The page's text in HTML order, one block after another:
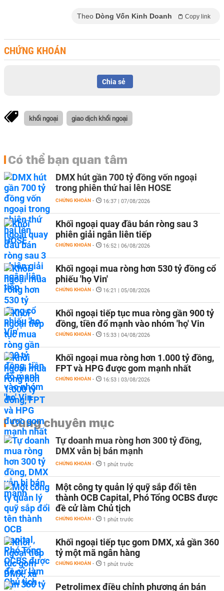
Theo Dòng Vốn Kinh Doanh Copy link
CHỨNG KHOÁN
Chia sẻ
khối ngoại giao dịch khối ngoại
Có thể bạn quan tâm
DMX hút gần 700 tỷ đồng vốn ngoại
trong phiên thứ hai lên HOSE
CHỨNG KHOÁN - 16:37 | 07/08/2026
Khối ngoại quay đầu bán ròng sau 3
phiên giải ngân liên tiếp
CHỨNG KHOÁN - 16:52 | 06/08/2026
Khối ngoại mua ròng hơn 530 tỷ đồng cổ
phiếu 'họ Vin'
CHỨNG KHOÁN - 16:21 | 05/08/2026
Khối ngoại tiếp tục mua ròng gần 900 tỷ
đồng, tiền đổ mạnh vào nhóm 'họ' Vin
CHỨNG KHOÁN - 15:33 | 04/08/2026
Khối ngoại mua ròng hơn 1.000 tỷ đồng,
FPT và HPG được gom mạnh nhất
CHỨNG KHOÁN - 16:53 | 03/08/2026
Cùng chuyên mục
Tự doanh mua ròng hơn 300 tỷ đồng,
DMX vẫn bị bán mạnh
CHỨNG KHOÁN - 1 phút trước
Một công ty quản lý quỹ sắp đổi tên
thành OCB Capital, Phó Tổng OCBS được
đề cử làm Chủ tịch
CHỨNG KHOÁN - 1 phút trước
Khối ngoại tiếp tục gom DMX, xả gần 360
tỷ một mã ngân hàng
CHỨNG KHOÁN - 1 phút trước
Petrolimex điều chỉnh phương án bán